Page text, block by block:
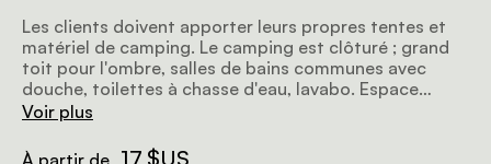
Les clients doivent apporter leurs propres tentes et
matériel de camping. Le camping est clôturé ; grand
toit pour l'ombre, salles de bains communes avec
douche, toilettes à chasse d'eau, lavabo. Espace
barbecue avec grille, point d'eau et prise électrique.
Voir plus
À partir de 17 $US